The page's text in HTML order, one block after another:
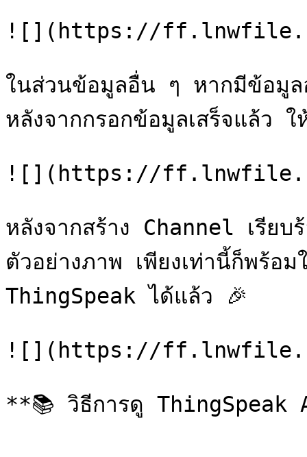
![](https://
ในส่วนข้อมูลอื่น ๆ หากมีข้อมูล
หลังจากกรอกข้อมูลเสร็จแล้ว
![](https://
หลังจากสร้าง Channel เรียบ
ตัวอย่างภาพ เพียงเท่านี้ก็พร้อ
ThingSpeak ได้แล้ว 🎉
![](https://
**📚 วิธีการดู ThingSpeak